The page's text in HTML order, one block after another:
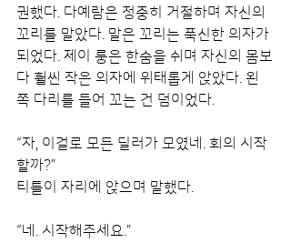
권했다. 다예람은 정중히 거절하며 자신의
꼬리를 말았다. 말은 꼬리는 푹신한 의자가
되었다. 제이 룽은 한숨을 쉬며 자신의 몸보
다 훨씬 작은 의자에 위태롭게 앉았다. 왼
쪽 다리를 들어 꼬는 건 덤이었다.
“자, 이걸로 모든 딜러가 모였네. 회의 시작
할까?”
티틀이 자리에 앉으며 말했다.
“네. 시작해주세요.”